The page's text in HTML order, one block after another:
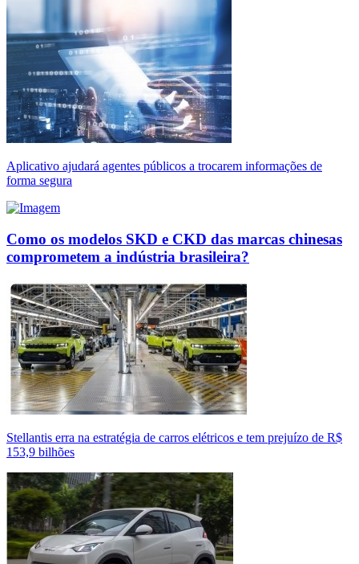
Aplicativo ajudará agentes públicos a trocarem informações de
forma segura
Como os modelos SKD e CKD das marcas chinesas
comprometem a indústria brasileira?
Stellantis erra na estratégia de carros elétricos e tem prejuízo de R$
153,9 bilhões